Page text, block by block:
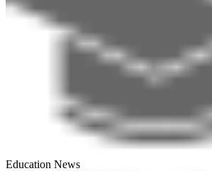
Education News